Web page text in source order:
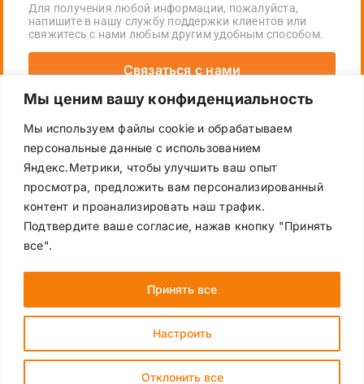
Мы ценим вашу конфиденциальность
Мы используем файлы cookie и обрабатываем
персональные данные с использованием
Яндекс.Метрики, чтобы улучшить ваш опыт
просмотра, предложить вам персонализированный
контент и проанализировать наш трафик.
Подтвердите ваше согласие, нажав кнопку "Принять
все".
Настроить
Отклонить все
Принять все
Для получения любой информации, пожалуйста,
напишите в нашу службу поддержки клиентов или
свяжитесь с нами любым другим удобным способом.
Связаться с нами
+7 (495) 755-16-72
ecopack_russia@ecopack.com
Политика конфиденциальности
© ООО “Экопак”, 2024 – 2026 | 142517, Московская область,
Павловский Посад, Евсеево, 36И | ОГРН 1095035000610 | ИНН
5035038646 | КПП 503501001